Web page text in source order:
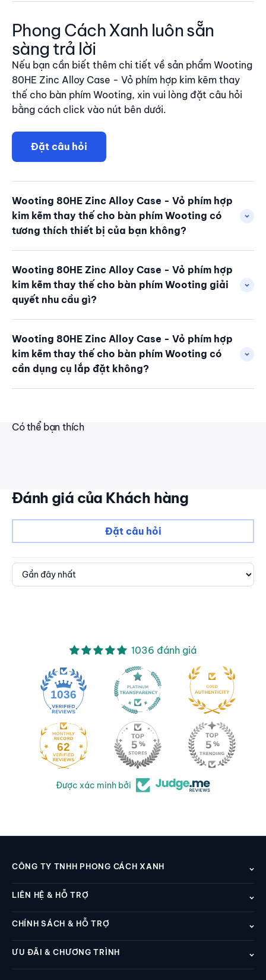
Phong Cách Xanh luôn sẵn
sàng trả lời
Nếu bạn cần biết thêm chi tiết về sản phẩm Wooting
80HE Zinc Alloy Case - Vỏ phím hợp kim kẽm thay
thế cho bàn phím Wooting, xin vui lòng đặt câu hỏi
bằng cách click vào nút bên dưới.
Đặt câu hỏi
Wooting 80HE Zinc Alloy Case - Vỏ phím hợp
kim kẽm thay thế cho bàn phím Wooting có
tương thích thiết bị của bạn không?
Wooting 80HE Zinc Alloy Case - Vỏ phím hợp
kim kẽm thay thế cho bàn phím Wooting giải
quyết nhu cầu gì?
Wooting 80HE Zinc Alloy Case - Vỏ phím hợp
kim kẽm thay thế cho bàn phím Wooting có
cần dụng cụ lắp đặt không?
Có thể bạn thích
Đánh giá của Khách hàng
Đặt câu hỏi
Sort by
1036 đánh giá
1036
62
Được xác minh bởi
CÔNG TY TNHH PHONG CÁCH XANH
LIÊN HỆ & HỖ TRỢ
CHÍNH SÁCH & HỖ TRỢ
ƯU ĐÃI & CHƯƠNG TRÌNH